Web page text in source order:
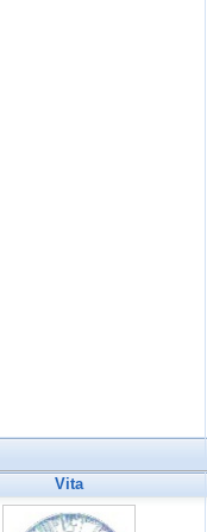
Vita